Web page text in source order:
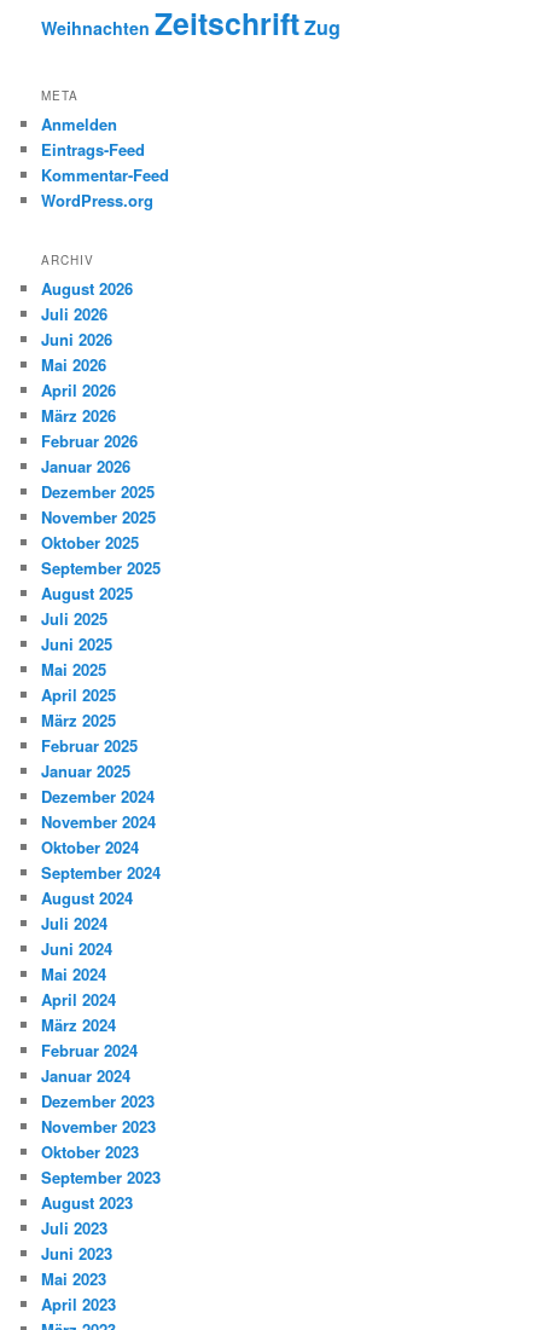
Weihnachten ZeitschriftZug
META
Anmelden
Eintrags-Feed
Kommentar-Feed
WordPress.org
ARCHIV
August 2026
Juli 2026
Juni 2026
Mai 2026
April 2026
März 2026
Februar 2026
Januar 2026
Dezember 2025
November 2025
Oktober 2025
September 2025
August 2025
Juli 2025
Juni 2025
Mai 2025
April 2025
März 2025
Februar 2025
Januar 2025
Dezember 2024
November 2024
Oktober 2024
September 2024
August 2024
Juli 2024
Juni 2024
Mai 2024
April 2024
März 2024
Februar 2024
Januar 2024
Dezember 2023
November 2023
Oktober 2023
September 2023
August 2023
Juli 2023
Juni 2023
Mai 2023
April 2023